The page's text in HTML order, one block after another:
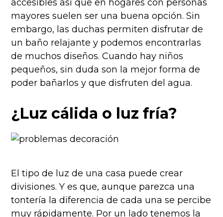
accesibles así que en hogares con personas
mayores suelen ser una buena opción. Sin
embargo, las duchas permiten disfrutar de
un baño relajante y podemos encontrarlas
de muchos diseños. Cuando hay niños
pequeños, sin duda son la mejor forma de
poder bañarlos y que disfruten del agua.
¿Luz cálida o luz fría?
El tipo de luz de una casa puede crear
divisiones. Y es que, aunque parezca una
tontería la diferencia de cada una se percibe
muy rápidamente. Por un lado tenemos la